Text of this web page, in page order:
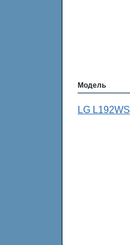
Модель
LG L192WS